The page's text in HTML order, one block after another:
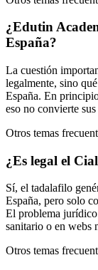
¿Edutin
España?
La cuestión
legalmente, sino
España. En
eso no convierte
Otros temas
¿Es legal el
Sí, el tadalafilo
España, pero solo
El problema jurídico
sanitario o en webs
Otros temas